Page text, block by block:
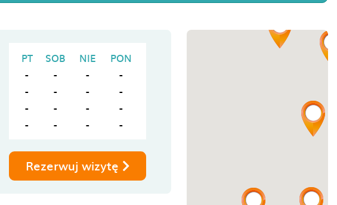
PT SOB NIE
PON
-
- -
-
-
- -
-
-
- -
-
-
- - -
Rezerwuj wizytę